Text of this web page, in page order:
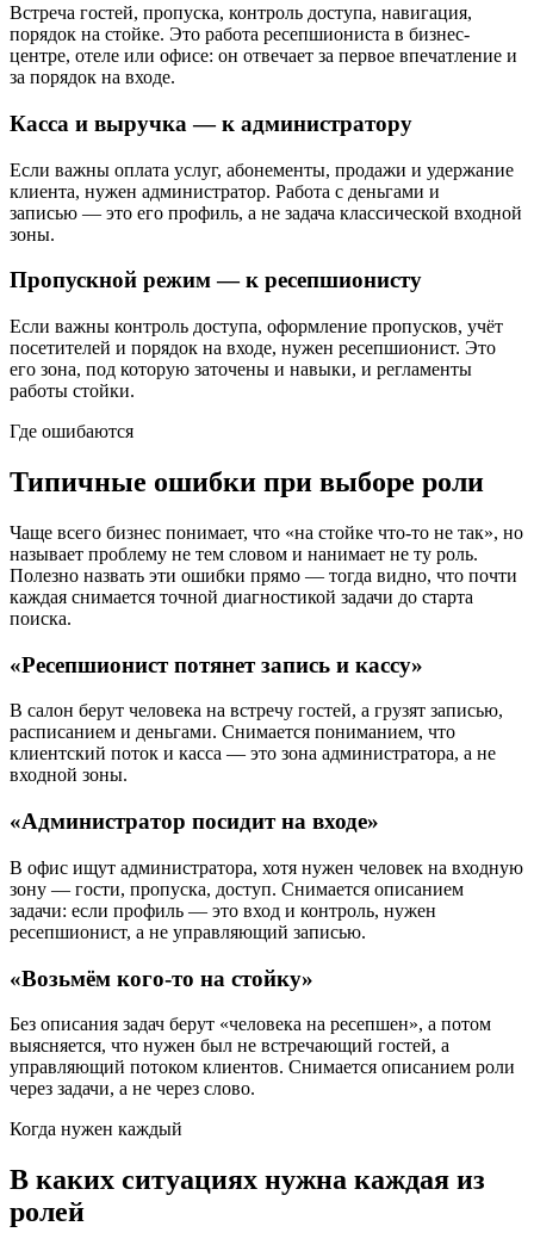
Встреча гостей, пропуска, контроль доступа, навигация,
порядок на стойке. Это работа ресепшиониста в бизнес-
центре, отеле или офисе: он отвечает за первое впечатление и
за порядок на входе.
Касса и выручка — к администратору
Если важны оплата услуг, абонементы, продажи и удержание
клиента, нужен администратор. Работа с деньгами и
записью — это его профиль, а не задача классической входной
зоны.
Пропускной режим — к ресепшионисту
Если важны контроль доступа, оформление пропусков, учёт
посетителей и порядок на входе, нужен ресепшионист. Это
его зона, под которую заточены и навыки, и регламенты
работы стойки.
Где ошибаются
Типичные ошибки при выборе роли
Чаще всего бизнес понимает, что «на стойке что-то не так», но
называет проблему не тем словом и нанимает не ту роль.
Полезно назвать эти ошибки прямо — тогда видно, что почти
каждая снимается точной диагностикой задачи до старта
поиска.
«Ресепшионист потянет запись и кассу»
В салон берут человека на встречу гостей, а грузят записью,
расписанием и деньгами. Снимается пониманием, что
клиентский поток и касса — это зона администратора, а не
входной зоны.
«Администратор посидит на входе»
В офис ищут администратора, хотя нужен человек на входную
зону — гости, пропуска, доступ. Снимается описанием
задачи: если профиль — это вход и контроль, нужен
ресепшионист, а не управляющий записью.
«Возьмём кого-то на стойку»
Без описания задач берут «человека на ресепшен», а потом
выясняется, что нужен был не встречающий гостей, а
управляющий потоком клиентов. Снимается описанием роли
через задачи, а не через слово.
Когда нужен каждый
В каких ситуациях нужна каждая из
ролей